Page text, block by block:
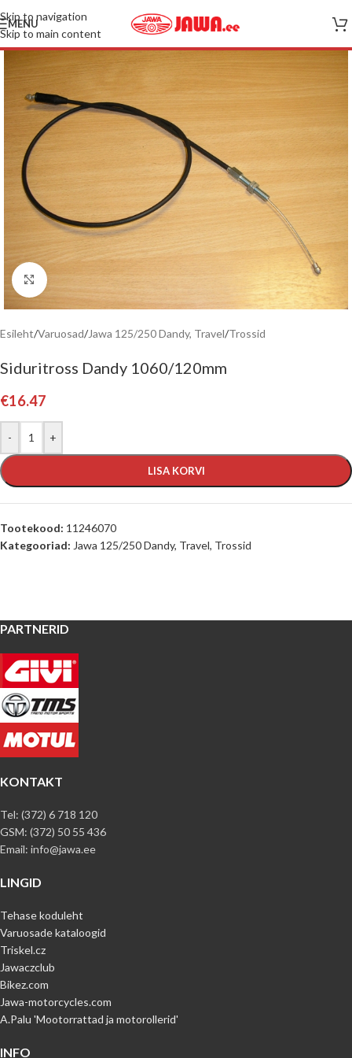
Skip to navigation
Skip to main content
MENU
Pilt suuremalt
Esileht/Varuosad/Jawa 125/250 Dandy, Travel/Trossid
Siduritross Dandy 1060/120mm
€16.47
- +
LISA KORVI
Tootekood: 11246070
Kategooriad: Jawa 125/250 Dandy, Travel, Trossid
PARTNERID
KONTAKT
Tel: (372) 6 718 120
GSM: (372) 50 55 436
Email: info@jawa.ee
LINGID
Tehase koduleht
Varuosade kataloogid
Triskel.cz
Jawaczclub
Bikez.com
Jawa-motorcycles.com
A.Palu 'Mootorrattad ja motorollerid'
INFO